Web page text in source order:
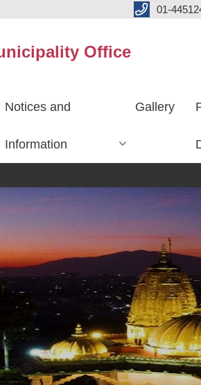
01-
Office
Notices and
Information
Gallery